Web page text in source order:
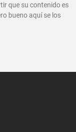
que su contenido es
bueno aquí se los